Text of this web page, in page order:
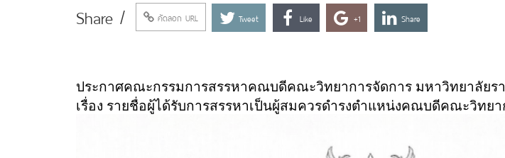
Share / คัดลอก URL Tweet Like +1 Share
ประกาศคณะกรรมการสรรหาคณบดีคณะวิทยาการจัดการ มหาวิทยาลัยร
เรื่อง รายชื่อผู้ได้รับการสรรหาเป็นผู้สมควรดำรงตำแหน่งคณบดีคณะวิทย